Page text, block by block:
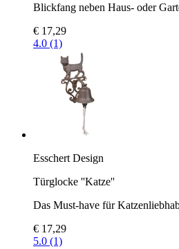
Blickfang neben Haus- oder
€ 17,29
4.0 (1)
Esschert Design
Türglocke ''Katze''
Das Must-have für
€ 17,29
5.0 (1)